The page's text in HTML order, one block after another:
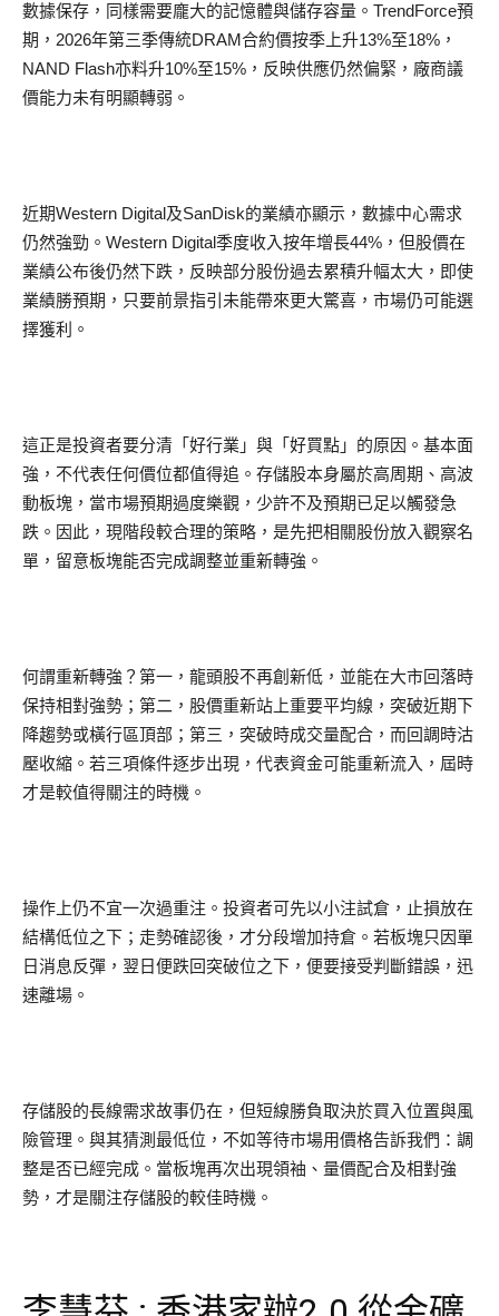
數據保存，同樣需要龐大的記憶體與儲存容量。TrendForce預
期，2026年第三季傳統DRAM合約價按季上升13%至18%，
NAND Flash亦料升10%至15%，反映供應仍然偏緊，廠商議
價能力未有明顯轉弱。
近期Western Digital及SanDisk的業績亦顯示，數據中心需求
仍然強勁。Western Digital季度收入按年增長44%，但股價在
業績公布後仍然下跌，反映部分股份過去累積升幅太大，即使
業績勝預期，只要前景指引未能帶來更大驚喜，市場仍可能選
擇獲利。
這正是投資者要分清「好行業」與「好買點」的原因。基本面
強，不代表任何價位都值得追。存儲股本身屬於高周期、高波
動板塊，當市場預期過度樂觀，少許不及預期已足以觸發急
跌。因此，現階段較合理的策略，是先把相關股份放入觀察名
單，留意板塊能否完成調整並重新轉強。
何謂重新轉強？第一，龍頭股不再創新低，並能在大市回落時
保持相對強勢；第二，股價重新站上重要平均線，突破近期下
降趨勢或橫行區頂部；第三，突破時成交量配合，而回調時沽
壓收縮。若三項條件逐步出現，代表資金可能重新流入，屆時
才是較值得關注的時機。
操作上仍不宜一次過重注。投資者可先以小注試倉，止損放在
結構低位之下；走勢確認後，才分段增加持倉。若板塊只因單
日消息反彈，翌日便跌回突破位之下，便要接受判斷錯誤，迅
速離場。
存儲股的長線需求故事仍在，但短線勝負取決於買入位置與風
險管理。與其猜測最低位，不如等待市場用價格告訴我們：調
整是否已經完成。當板塊再次出現領袖、量價配合及相對強
勢，才是關注存儲股的較佳時機。